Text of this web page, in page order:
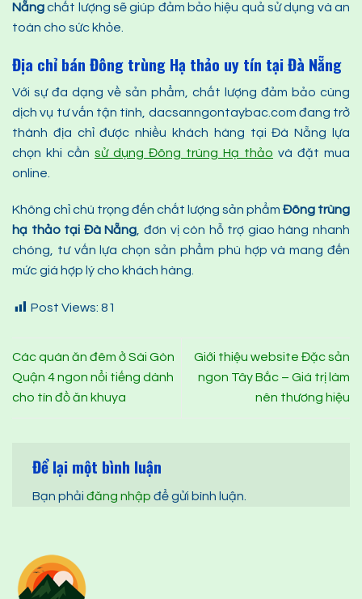
Nẵng chất lượng sẽ giúp đảm bảo hiệu quả sử dụng và an
toàn cho sức khỏe.
Địa chỉ bán Đông trùng Hạ thảo uy tín tại Đà Nẵng
Với sự đa dạng về sản phẩm, chất lượng đảm bảo cùng
dịch vụ tư vấn tận tình, dacsanngontaybac.com đang trở
thành địa chỉ được nhiều khách hàng tại Đà Nẵng lựa
chọn khi cần sử dụng Đông trùng Hạ thảo và đặt mua
online.
Không chỉ chú trọng đến chất lượng sản phẩm Đông trùng
hạ thảotại Đà Nẵng, đơn vị còn hỗ trợ giao hàng nhanh
chóng, tư vấn lựa chọn sản phẩm phù hợp và mang đến
mức giá hợp lý cho khách hàng.
Post Views: 81
Các quán ăn đêm ở Sài Gòn
Quận 4 ngon nổi tiếng dành
cho tín đồ ăn khuya
Giới thiệu website Đặc sản
ngon Tây Bắc – Giá trị làm
nên thương hiệu
Để lại một bình luận
Bạn phải đăng nhập để gửi bình luận.